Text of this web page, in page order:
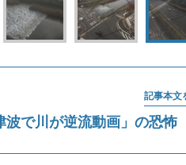
記事本文
波で川が逆流動画」の恐